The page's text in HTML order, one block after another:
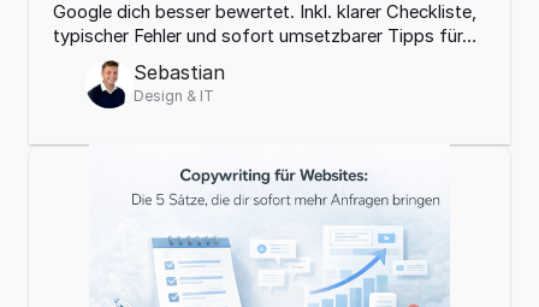
Google dich besser bewertet. Inkl. klarer Checkliste,
typischer Fehler und sofort umsetzbarer Tipps für…
Sebastian
Design & IT